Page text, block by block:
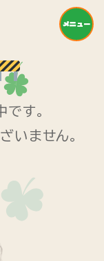
メニュー
す。
いません。